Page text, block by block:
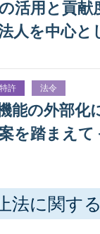
活用と貢
人を中心と
許 法令
能の外部化
を踏まえて
法に関す